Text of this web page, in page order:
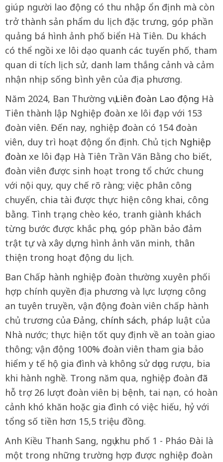
giúp người lao động có thu nhập ổn định mà còn
trở thành sản phẩm du lịch đặc trưng, góp phần
quảng bá hình ảnh phố biển Hà Tiên. Du khách
có thể ngồi xe lôi dạo quanh các tuyến phố, tham
quan di tích lịch sử, danh lam thắng cảnh và cảm
nhận nhịp sống bình yên của địa phương.
Năm 2024, Ban Thường vụLiên đoàn Lao động Hà
Tiên thành lập Nghiệp đoàn xe lôi đạp với 153
đoàn viên. Đến nay, nghiệp đoàn có 154 đoàn
viên, duy trì hoạt động ổn định. Chủ tịch Nghiệp
đoàn xe lôi đạp Hà Tiên Trần Văn Bằng cho biết,
đoàn viên được sinh hoạt trong tổ chức chung
với nội quy, quy chế rõ ràng; việc phân công
chuyến, chia tài được thực hiện công khai, công
bằng. Tình trạng chèo kéo, tranh giành khách
từng bước được khắc phục, góp phần bảo đảm
trật tự và xây dựng hình ảnh văn minh, thân
thiện trong hoạt động du lịch.
Ban Chấp hành nghiệp đoàn thường xuyên phối
hợp chính quyền địa phương và lực lượng công
an tuyên truyền, vận động đoàn viên chấp hành
chủ trương của Đảng, chính sách, pháp luật của
Nhà nước; thực hiện tốt quy định về an toàn giao
thông; vận động 100% đoàn viên tham gia bảo
hiểm y tế hộ gia đình và không sử dụng rượu, bia
khi hành nghề. Trong năm qua, nghiệp đoàn đã
hỗ trợ 26 lượt đoàn viên bị bệnh, tai nạn, có hoàn
cảnh khó khăn hoặc gia đình có việc hiếu, hỷ với
tổng số tiền hơn 15,5 triệu đồng.
Anh Kiều Thanh Sang, ngụ khu phố 1 - Pháo Đài là
một trong những trường hợp được nghiệp đoàn